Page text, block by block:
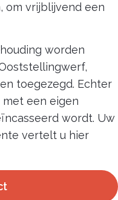
om vrijblijvend een
worden
toegezegd. Echter
een eigen
wordt. Uw
vertelt u hier